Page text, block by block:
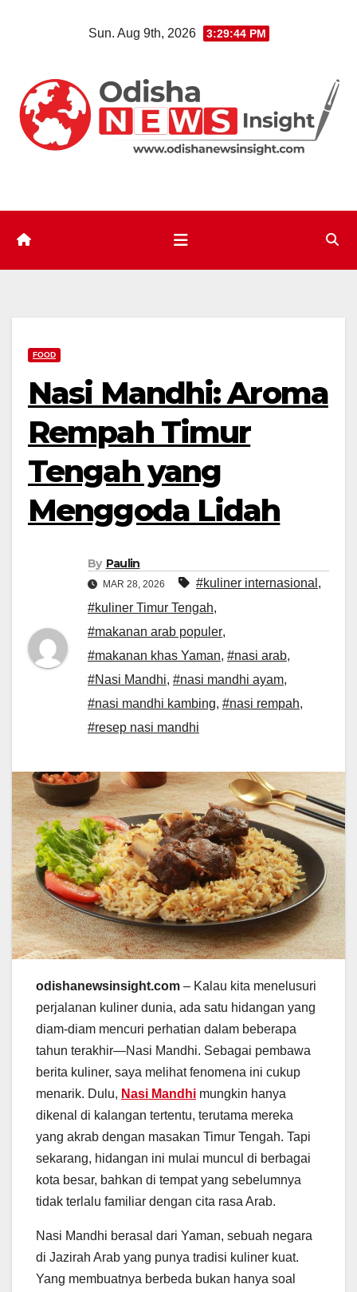
Sun. Aug 9th, 2026 3:29:45 PM
FOOD
Nasi Mandhi: Aroma
Rempah Timur
Tengah yang
Menggoda Lidah
By Paulin
MAR 28, 2026 #kuliner internasional ,
#kuliner Timur Tengah,
#makanan arab populer,
#makanan khas Yaman, #nasi arab,
#Nasi Mandhi, #nasi mandhi ayam,
#nasi mandhi kambing, #nasi rempah,
#resep nasi mandhi
odishanewsinsight.com – Kalau kita menelusuri
perjalanan kuliner dunia, ada satu hidangan yang
diam-diam mencuri perhatian dalam beberapa
tahun terakhir—Nasi Mandhi. Sebagai pembawa
berita kuliner, saya melihat fenomena ini cukup
menarik. Dulu, Nasi Mandhi mungkin hanya
dikenal di kalangan tertentu, terutama mereka
yang akrab dengan masakan Timur Tengah. Tapi
sekarang, hidangan ini mulai muncul di berbagai
kota besar, bahkan di tempat yang sebelumnya
tidak terlalu familiar dengan cita rasa Arab.
Nasi Mandhi berasal dari Yaman, sebuah negara
di Jazirah Arab yang punya tradisi kuliner kuat.
Yang membuatnya berbeda bukan hanya soal